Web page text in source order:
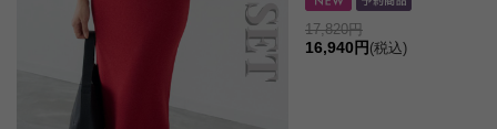
17,820円
16,940円 (税込)